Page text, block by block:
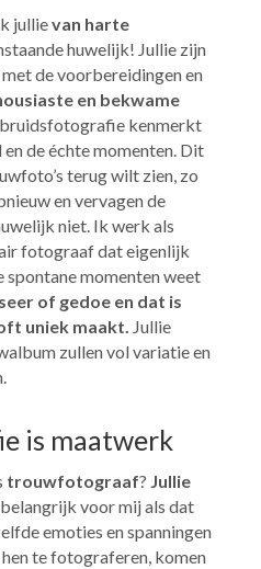
jullievan harte
huwelijk! Jullie zijn
de voorbereidingen en
en bekwame
bruidsfotografie kenmerkt
de échte momenten. Dit
terug wilt zien, zo
en vervagen de
niet. Ik werk als
fotograaf dat eigenlijk
spontane momenten weet
of gedoe en dat is
uniek maakt. Jullie
zullen vol variatie en
is maatwerk
trouwfotograaf? Jullie
voor mij als dat
emoties en spanningen
te fotograferen, komen